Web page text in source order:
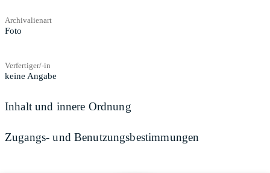
Archivalienart
Foto
Verfertiger/-in
keine Angabe
Inhalt und innere Ordnung
Zugangs- und Benutzungsbestimmungen